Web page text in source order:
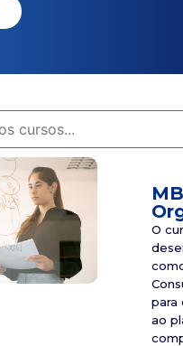
O
para
ao